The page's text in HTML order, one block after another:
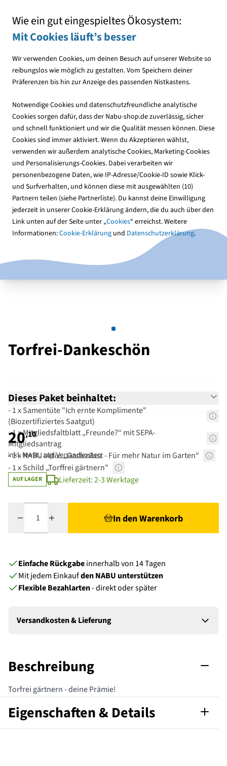
Wie ein gut eingespieltes Ökosystem:
Mit Cookies läuft’s besser
Wir verwenden Cookies, um deinen Besuch auf unserer Website so
reibungslos wie möglich zu gestalten. Vom Speichern deiner
Präferenzen bis hin zur Anzeige des passenden Nistkastens.
Notwendige Cookies und datenschutzfreundliche analytische
Cookies sorgen dafür, dass der Nabu-shop.de zuverlässig, sicher
und schnell funktioniert und wir die Qualität messen können. Diese
Cookies sind immer aktiviert. Wenn du Akzeptieren wählst,
verwenden wir außerdem analytische Cookies, Marketing-Cookies
und Personalisierungs-Cookies. Dabei verarbeiten wir
personenbezogene Daten, wie IP-Adresse/Cookie-ID sowie Klick-
und Surfverhalten, und können diese mit ausgewählten (10)
Partnern teilen (siehe Partnerliste). Du kannst deine Einwilligung
jederzeit in unserer Cookie-Erklärung ändern, die du auch über den
Link unten auf der Seite unter „Cookies“ erreichst. Weitere
Informationen:Cookie-Erklärung und Datenschutzerklärung.
Geschenke
Torfrei-Dankeschön
Dieses Paket beinhaltet:
- 1 x Samentüte "Ich ernte Komplimente"
(Biozertifiziertes Saatgut)
- 1 x Mitgliedsfaltblatt „Freunde?“ mit SEPA-
Mitgliedsantrag
- 1 x NABU aktiv: „Gartenlust - Für mehr Natur im Garten“
- 1 x Schild „Torffrei gärtnern"
20,10
inkl. MwSt., zzgl.Versandkosten
AUF LAGER
Lieferzeit: 2-3 Werktage
In den Warenkorb
Einfache Rückgabeinnerhalb von 14 Tagen
Mit jedem Einkaufden NABU unterstützen
Flexible Bezahlarten- direkt oder später
Versandkosten & Lieferung
Beschreibung
Torfrei gärtnern - deine Prämie!
Eigenschaften & Details